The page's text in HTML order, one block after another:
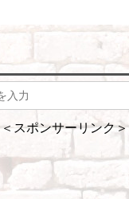
＜スポンサーリンク＞